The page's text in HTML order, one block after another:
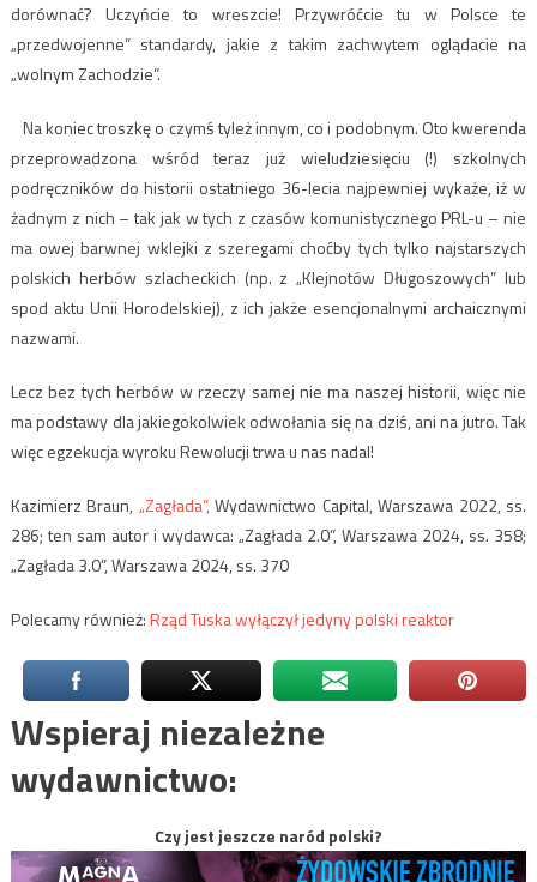
dorównać? Uczyńcie to wreszcie! Przywróćcie tu w Polsce te
„przedwojenne” standardy, jakie z takim zachwytem oglądacie na
„wolnym Zachodzie”.
Na koniec troszkę o czymś tyleż innym, co i podobnym. Oto kwerenda
przeprowadzona wśród teraz już wieludziesięciu (!) szkolnych
podręczników do historii ostatniego 36-lecia najpewniej wykaże, iż w
żadnym z nich – tak jak w tych z czasów komunistycznego PRL-u – nie
ma owej barwnej wklejki z szeregami choćby tych tylko najstarszych
polskich herbów szlacheckich (np. z „Klejnotów Długoszowych” lub
spod aktu Unii Horodelskiej), z ich jakże esencjonalnymi archaicznymi
nazwami.
Lecz bez tych herbów w rzeczy samej nie ma naszej historii, więc nie
ma podstawy dla jakiegokolwiek odwołania się na dziś, ani na jutro. Tak
więc egzekucja wyroku Rewolucji trwa u nas nadal!
Kazimierz Braun, „Zagłada”,Wydawnictwo Capital, Warszawa 2022, ss.
286; ten sam autor i wydawca: „Zagłada 2.0”, Warszawa 2024, ss. 358;
„Zagłada 3.0”, Warszawa 2024, ss. 370
Polecamy również:Rząd Tuska wyłączył jedyny polski reaktor
Wspieraj niezależne
wydawnictwo:
Czy jest jeszcze naród polski?